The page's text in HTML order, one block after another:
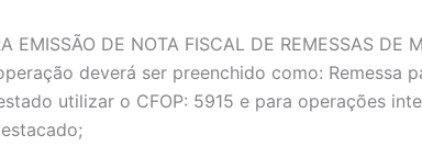
EMISSÃO DE NOTA FISCAL DE REMESSAS DE
deverá ser preenchido como: Remessa
utilizar o CFOP: 5915 e para operações